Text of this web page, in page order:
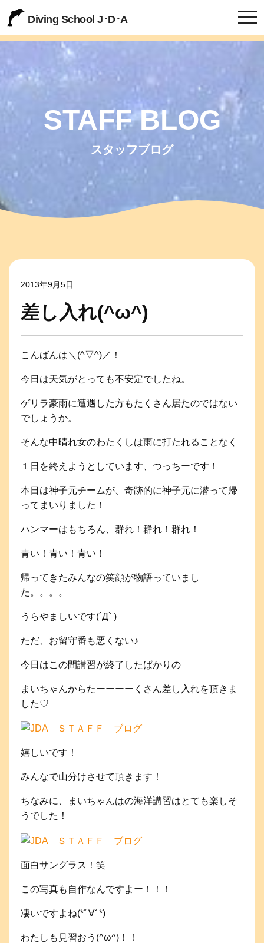
Diving School J･D･A
STAFF BLOG
スタッフブログ
2013年9月5日
差し入れ(^ω^)
こんばんは＼(^▽^)／！
今日は天気がとっても不安定でしたね。
ゲリラ豪雨に遭遇した方もたくさん居たのではない
でしょうか。
そんな中晴れ女のわたくしは雨に打たれることなく
１日を終えようとしています、つっちーです！
本日は神子元チームが、奇跡的に神子元に潜って帰
ってまいりました！
ハンマーはもちろん、群れ！群れ！群れ！
青い！青い！青い！
帰ってきたみんなの笑顔が物語っていまし
た。。。。
うらやましいです(´Д` )
ただ、お留守番も悪くない♪
今日はこの間講習が終了したばかりの
まいちゃんからたーーーーくさん差し入れを頂きま
した♡
嬉しいです！
みんなで山分けさせて頂きます！
ちなみに、まいちゃんはの海洋講習はとても楽しそ
うでした！
面白サングラス！笑
この写真も自作なんですよー！！！
凄いですよね(*ﾟ∀ﾟ*)
わたしも見習おう(^ω^)！！